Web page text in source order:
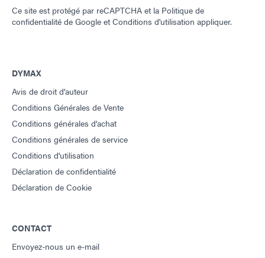
Ce site est protégé par reCAPTCHA et la Politique de
confidentialité de Google etConditions d'utilisation appliquer.
DYMAX
Avis de droit d'auteur
Conditions Générales de Vente
Conditions générales d'achat
Conditions générales de service
Conditions d'utilisation
Déclaration de confidentialité
Déclaration de Cookie
CONTACT
Envoyez-nous un e-mail